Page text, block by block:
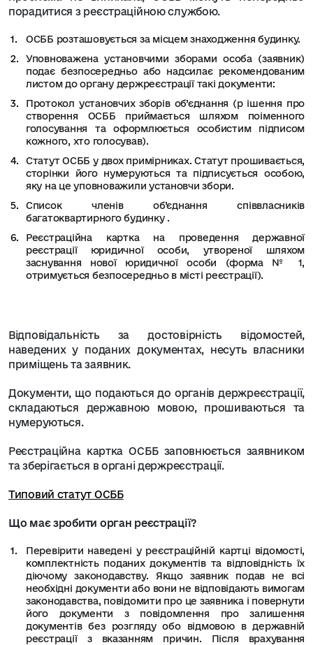
порадитися з реєстраційною службою.
ОСББ розташовується за місцем знаходження будинку.
Уповноважена установчими зборами особа (заявник)
подає безпосередньо або надсилає рекомендованим
листом до органу держреєстрації такі документи:
Протокол установчих зборів об’єднання (р ішення про
створення ОСББ приймається шляхом поіменного
голосування та оформлюється особистим підписом
кожного, хто голосував).
Статут ОСББ у двох примірниках. Статут прошивається,
сторінки його нумеруються та підписується особою,
яку на це уповноважили установчи збори.
Список членів об’єднання співвласників
багатоквартирного будинку .
Реєстраційна картка на проведення державної
реєстрації юридичної особи, утвореної шляхом
заснування нової юридичної особи (форма № 1,
отримується безпосередньо в місті реєстрації).
Відповідальність за достовірність відомостей,
наведених у поданих документах, несуть власники
приміщень та заявник.
Документи, що подаються до органів держреєстрації,
складаються державною мовою, прошиваються та
нумеруються.
Реєстраційна картка ОСББ заповнюється заявником
та зберігається в органі держреєстрації.
Типовий статут ОСББ
Що має зробити орган реєстрації?
Перевірити наведені у реєстраційній картці відомості,
комплектність поданих документів та відповідність їх
діючому законодавству. Якщо заявник подав не всі
необхідні документи або вони не відповідають вимогам
законодавства, повідомити про це заявника і повернути
його документи з повідомлення про залишення
документів без розгляду обо відмовою в державній
реєстрації з вказанням причин. Після врахування